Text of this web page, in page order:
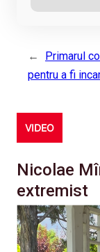
←
Primarul
pentru a fi
VIDEO
Nicolae
extremist